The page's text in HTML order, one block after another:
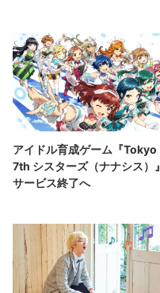
アイドル育成ゲーム『Tokyo
7th シスターズ（ナナシス）』
サービス終了へ